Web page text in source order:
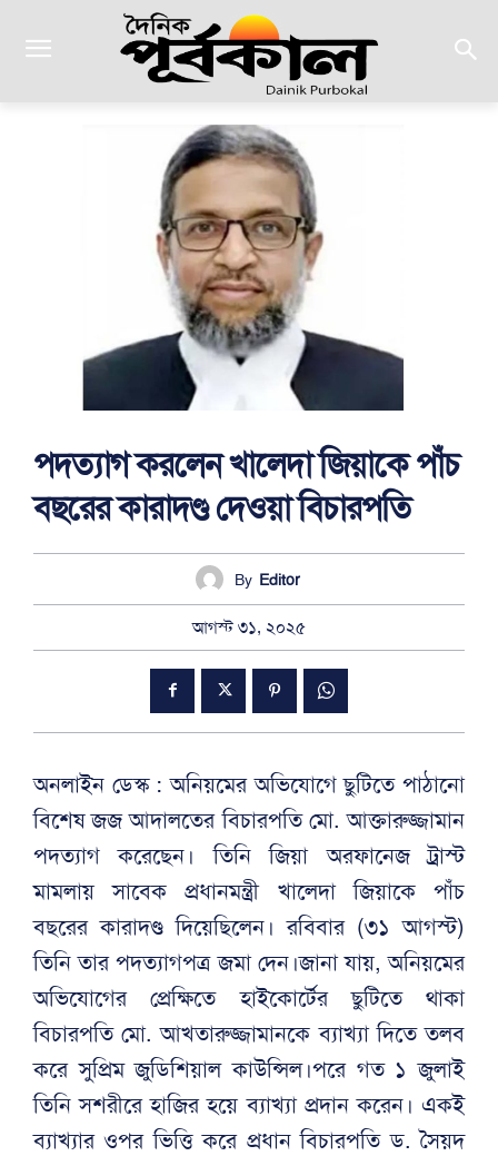
পদত্যাগ করলেন খালেদা জিয়াকে পাঁচ
বছরের কারাদণ্ড দেওয়া বিচারপতি
By Editor
আগস্ট ৩১, ২০২৫
অনলাইন ডেস্ক : অনিয়মের অভিযোগে ছুটিতে পাঠানো
বিশেষ জজ আদালতের বিচারপতি মো. আক্তারুজ্জামান
পদত্যাগ করেছেন। তিনি জিয়া অরফানেজ ট্রাস্ট
মামলায় সাবেক প্রধানমন্ত্রী খালেদা জিয়াকে পাঁচ
বছরের কারাদণ্ড দিয়েছিলেন। রবিবার (৩১ আগস্ট)
তিনি তার পদত্যাগপত্র জমা দেন।জানা যায়, অনিয়মের
অভিযোগের প্রেক্ষিতে হাইকোর্টের ছুটিতে থাকা
বিচারপতি মো. আখতারুজ্জামানকে ব্যাখ্যা দিতে তলব
করে সুপ্রিম জুডিশিয়াল কাউন্সিল।পরে গত ১ জুলাই
তিনি সশরীরে হাজির হয়ে ব্যাখ্যা প্রদান করেন। একই
ব্যাখ্যার ওপর ভিত্তি করে প্রধান বিচারপতি ড. সৈয়দ